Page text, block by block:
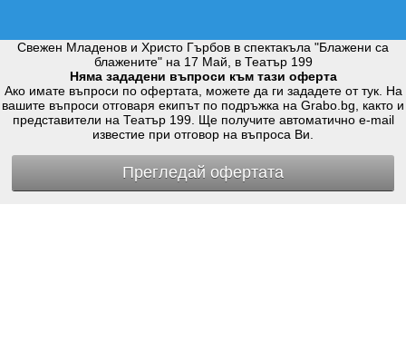
Свежен Младенов и Христо Гърбов в спектакъла "Блажени са
блажените" на 17 Май, в Театър 199
Няма зададени въпроси към тази оферта
Ако имате въпроси по офертата, можете да ги зададете от тук. На
вашите въпроси отговаря екипът по подръжка на Grabo.bg, както и
представители на Театър 199. Ще получите автоматично e-mail
известие при отговор на въпроса Ви.
Прегледай офертата